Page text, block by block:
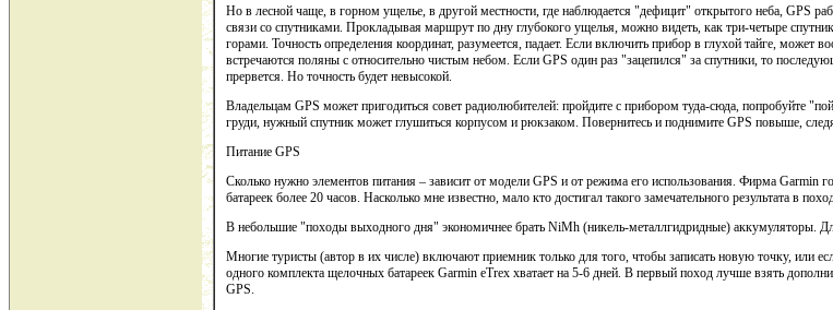
Но в лесной чаще, в горном ущелье, в другой местности, где наблюдается "дефицит" открытого неба, GPS
связи со спутниками. Прокладывая маршрут по дну глубокого ущелья, можно видеть, как три-четыре
горами. Точность определения координат, разумеется, падает. Если включить прибор в глухой тайге,
встречаются поляны с относительно чистым небом. Если GPS один раз "зацепился" за спутники, то
прервется. Но точность будет невысокой.
Владельцам GPS может пригодиться совет радиолюбителей: пройдите с прибором туда-сюда, попробуйте
груди, нужный спутник может глушиться корпусом и рюкзаком. Повернитесь и поднимите GPS повыше,
Питание GPS
Сколько нужно элементов питания – зависит от модели GPS и от режима его использования. Фирма Garmin
батареек более 20 часов. Насколько мне известно, мало кто достигал такого замечательного результата в
В небольшие "походы выходного дня" экономичнее брать NiMh (никель-металлгидридные) аккумуляторы.
Многие туристы (автор в их числе) включают приемник только для того, чтобы записать новую точку, или
одного комплекта щелочных батареек Garmin eTrex хватает на 5-6 дней. В первый поход лучше взять
GPS.